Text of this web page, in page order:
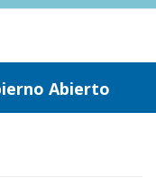
Abierto